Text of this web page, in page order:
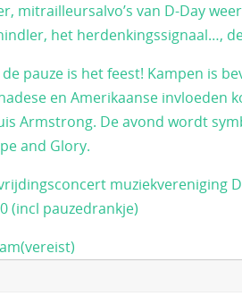
mitrailleursalvo’s van D-Day
het herdenkingssignaal…,
de pauze is het feest! Kampen is
en Amerikaanse invloeden
Armstrong. De avond wordt
and Glory.
muziekvereniging
(incl pauzedrankje)
(vereist)